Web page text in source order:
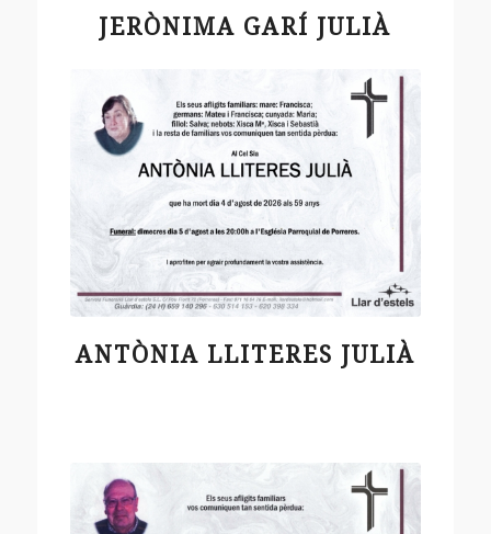
JERÒNIMA GARÍ JULIÀ
ANTÒNIA LLITERES JULIÀ